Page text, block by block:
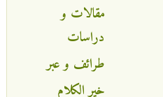
مقالات و
دراسات
طرائف و عبر
خير الكلام